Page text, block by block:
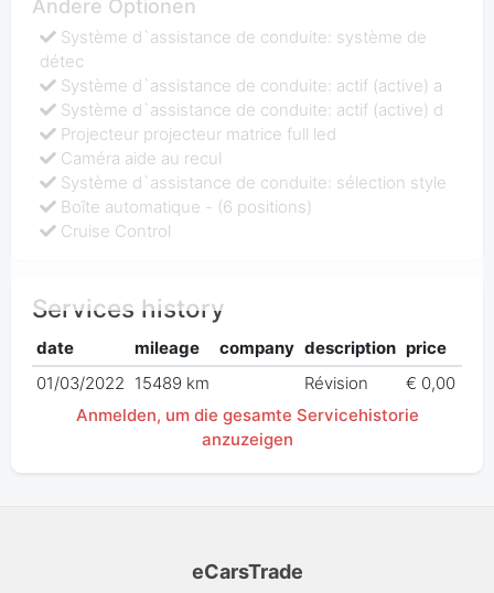
Andere Optionen
Système d`assistance de conduite: système de
détec
Système d`assistance de conduite: actif (active) a
Système d`assistance de conduite: actif (active) d
Projecteur projecteur matrice full led
Caméra aide au recul
Système d`assistance de conduite: sélection style
Boîte automatique - (6 positions)
Cruise Control
Services history
date mileage company description price
01/03/2022 15489 km Révision
€ 0,00
Anmelden, um die gesamte Servicehistorie
anzuzeigen
eCarsTrade